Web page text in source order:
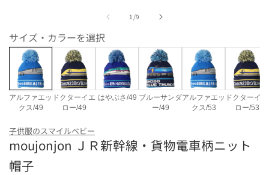
(1)
1/の
9
サイズ・カラーを選択
アルファエッ
クス/49
ドクターイエ
ロー/49
はやぶさ/49 ブルーサンダ
ー/49
アルファエッ
クス/53
ドクターイエ
ロー/53
アルファエックス/49 ドクターイエロー/49
子供服のスマイルベビー
moujonjon ＪＲ新幹線・貨物電車柄ニット
帽子